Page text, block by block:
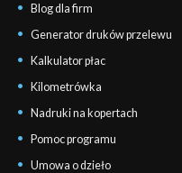
Blog dla firm
Generator druków przelewu
Kalkulator płac
Kilometrówka
Nadruki na kopertach
Pomoc programu
Umowa o dzieło